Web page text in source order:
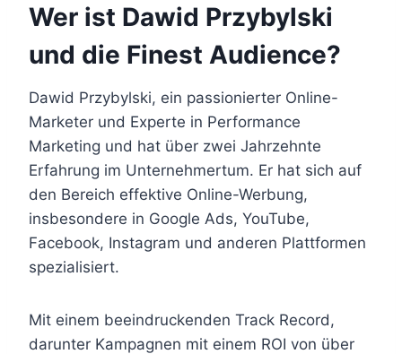
Wer ist Dawid Przybylski
und die Finest Audience?
Dawid Przybylski, ein passionierter Online-
Marketer und Experte in Performance
Marketing und hat über zwei Jahrzehnte
Erfahrung im Unternehmertum. Er hat sich auf
den Bereich effektive Online-Werbung,
insbesondere in Google Ads, YouTube,
Facebook, Instagram und anderen Plattformen
spezialisiert.
Mit einem beeindruckenden Track Record,
darunter Kampagnen mit einem ROI von über